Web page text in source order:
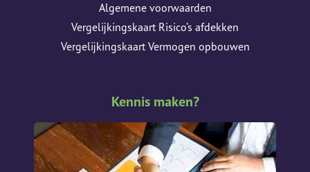
Algemene voorwaarden
Vergelijkingskaart Risico’s afdekken
Vergelijkingskaart Vermogen opbouwen
Kennis maken?